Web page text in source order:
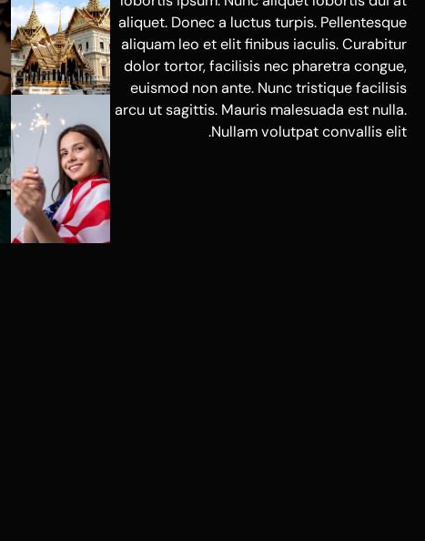
aliquet. Donec a luctus turpis. Pellentesque
aliquam leo et elit finibus iaculis. Curabitur
dolor tortor, facilisis nec pharetra congue,
euismod non ante. Nunc tristique facilisis
arcu ut sagittis. Mauris malesuada est nulla.
Nullam volutpat convallis elit.